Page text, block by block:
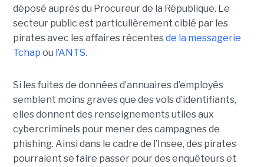
déposé auprès du Procureur de la République. Le
secteur public est particulièrement ciblé par les
pirates avec les affaires récentesde la messagerie
Tchap ou l’ANTS.
Si les fuites de données d’annuaires d’employés
semblent moins graves que des vols d’identifiants,
elles donnent des renseignements utiles aux
cybercriminels pour mener des campagnes de
phishing. Ainsi dans le cadre de l’Insee, des pirates
pourraient se faire passer pour des enquêteurs et